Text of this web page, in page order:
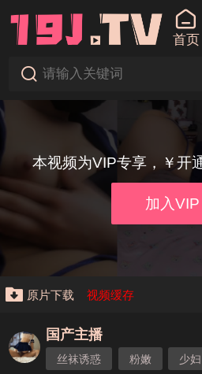
首页
本视频为VIP专享，￥开
加入VIP
原片下载 视频缓存
国产主播
丝袜诱惑 粉嫩
少妇